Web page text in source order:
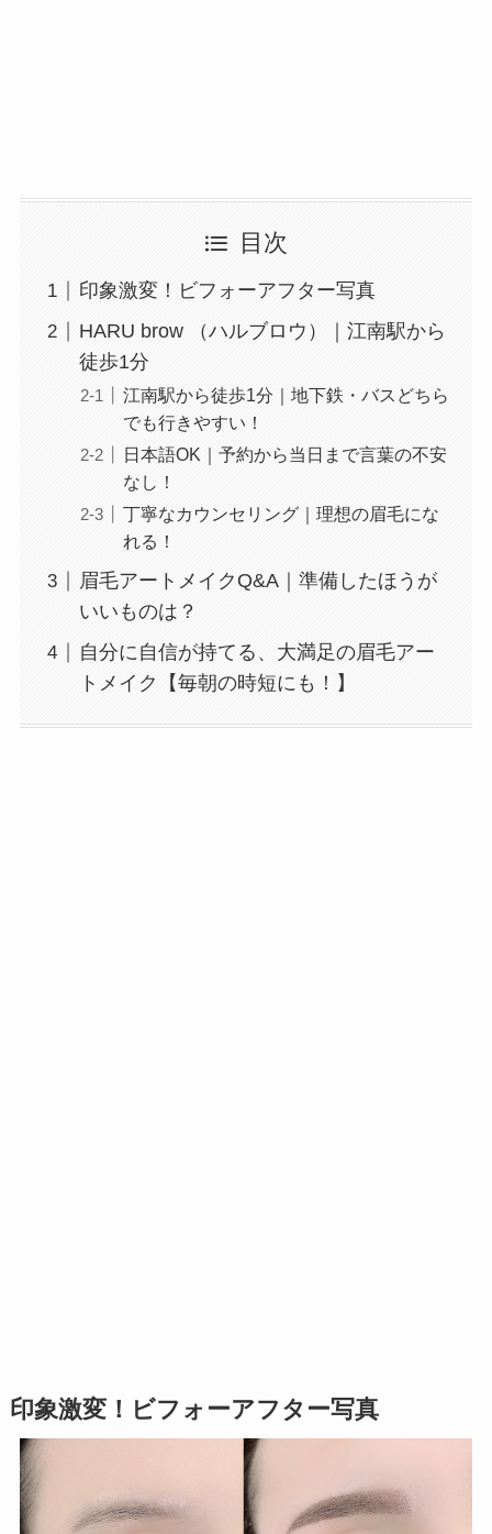
目次
印象激変！ビフォーアフター写真
HARU brow （ハルブロウ）｜江南駅から
徒歩1分
江南駅から徒歩1分｜地下鉄・バスどちら
でも行きやすい！
日本語OK｜予約から当日まで言葉の不安
なし！
丁寧なカウンセリング｜理想の眉毛にな
れる！
眉毛アートメイクQ&A｜準備したほうが
いいものは？
自分に自信が持てる、大満足の眉毛アー
トメイク【毎朝の時短にも！】
印象激変！ビフォーアフター写真